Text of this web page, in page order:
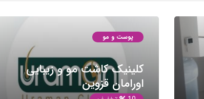
پوست و مو
کلینیک کاشت مو و زیبایی
اورامان قزوین